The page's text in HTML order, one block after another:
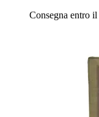
Consegna entro